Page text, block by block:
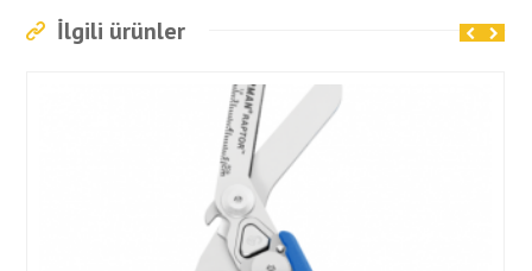
İlgili ürünler